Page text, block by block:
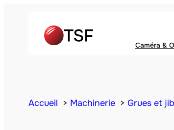
Caméra &
Accueil Machinerie Grues et